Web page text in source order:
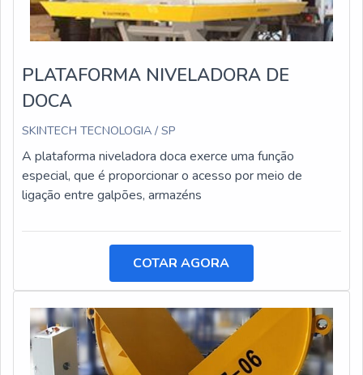
PLATAFORMA NIVELADORA DE
DOCA
SKINTECH TECNOLOGIA / SP
A plataforma niveladora doca exerce uma função
especial, que é proporcionar o acesso por meio de
ligação entre galpões, armazéns
COTAR AGORA